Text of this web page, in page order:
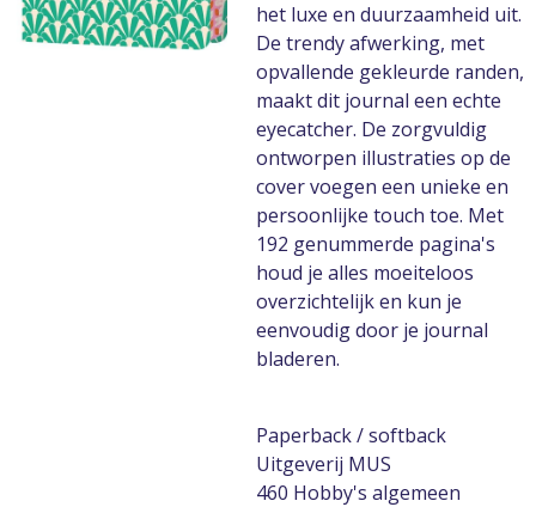
het luxe en duurzaamheid uit.
De trendy afwerking, met
opvallende gekleurde randen,
maakt dit journal een echte
eyecatcher. De zorgvuldig
ontworpen illustraties op de
cover voegen een unieke en
persoonlijke touch toe. Met
192 genummerde pagina's
houd je alles moeiteloos
overzichtelijk en kun je
eenvoudig door je journal
bladeren.
Paperback / softback
Uitgeverij MUS
460 Hobby's algemeen